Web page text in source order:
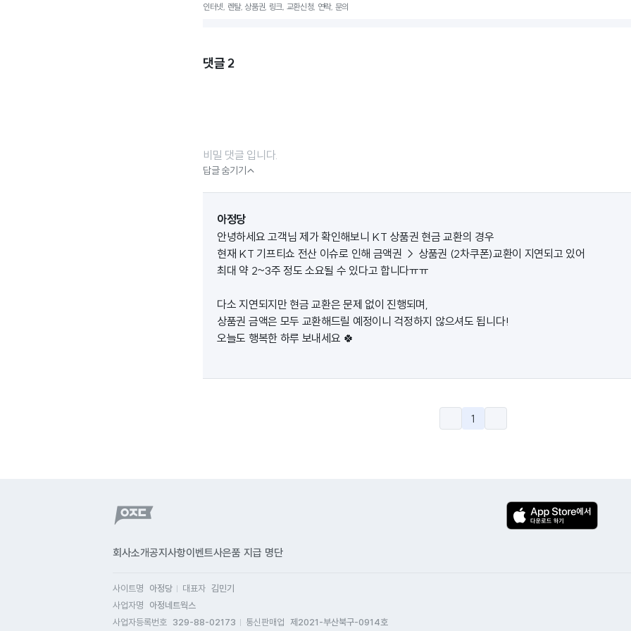
인터넷, 렌탈, 상품권, 링크, 교환신청, 연락, 문의
댓글2
비밀 댓글 입니다.
답글 숨기기
아정당
안녕하세요 고객님 제가 확인해보니 KT 상품권 현금 교환의 경우
현재 KT 기프티쇼 전산 이슈로 인해 금액권 → 상품권 (2차쿠폰)교환이 지연되고 있어
최대 약 2~3주 정도 소요될 수 있다고 합니다ㅠㅠ
다소 지연되지만 현금 교환은 문제 없이 진행되며,
상품권 금액은 모두 교환해드릴 예정이니 걱정하지 않으셔도 됩니다!
오늘도 행복한 하루 보내세요 🍀
1
회사소개공지사항이벤트사은품 지급 명단
사이트명 아정당 대표자 김민기
사업자명
아정네트웍스
사업자등록번호 329-88-02173 통신판매업 제2021-부산북구-0914호